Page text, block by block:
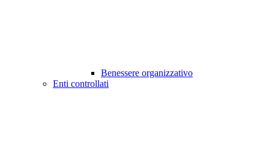
Benessere organizzativo
Enti controllati